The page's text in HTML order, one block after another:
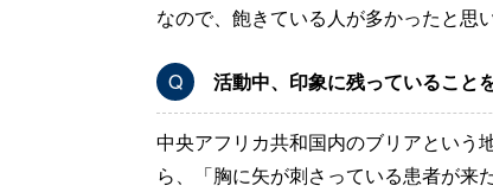
なので、飽きている人が多かったと思い
Q 活動中、印象に残っていること
中央アフリカ共和国内のブリアという
ら、「胸に矢が刺さっている患者が来